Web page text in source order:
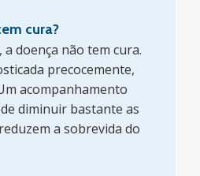
cura?
doença não tem cura.
precocemente,
acompanhamento
diminuir bastante as
a sobrevida do